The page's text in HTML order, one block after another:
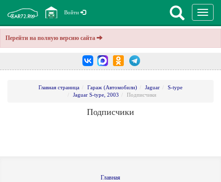
Перейти на полную версию сайта
Войти
Главная страница Гараж (Автомобили) Jaguar
S-type
Jaguar S-type, 2003
Подписчики
Подписчики
Главная